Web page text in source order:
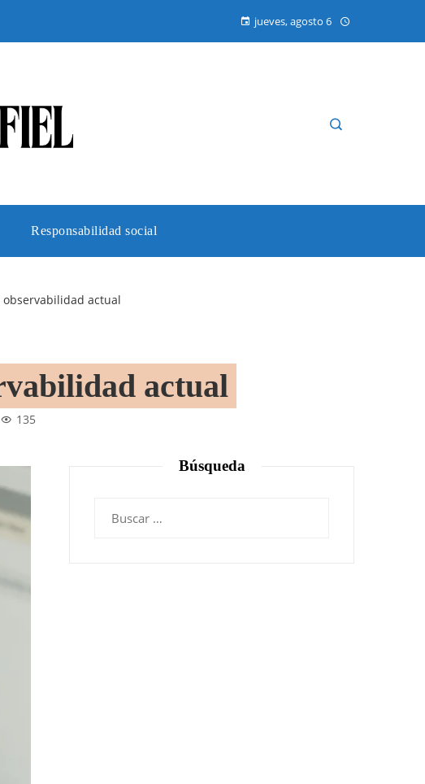
jueves, agosto 6
Responsabilidad social
actual
actual
135
Búsqueda